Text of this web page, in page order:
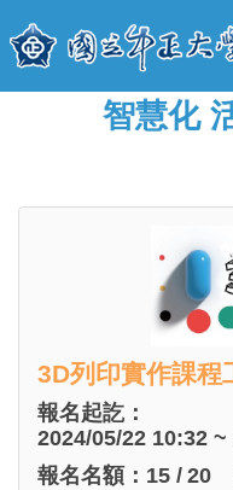
智慧化
3D列印實作課程
報名起訖：
2024/05/22 10:32
報名名額： 15 / 20